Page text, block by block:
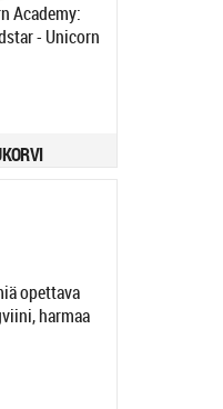
Academy:
- Unicorn
(6071157)
opettava
harmaa